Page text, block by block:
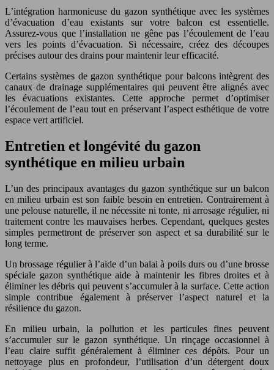
L’intégration harmonieuse du gazon synthétique avec les systèmes
d’évacuation d’eau existants sur votre balcon est essentielle.
Assurez-vous que l’installation ne gêne pas l’écoulement de l’eau
vers les points d’évacuation. Si nécessaire, créez des découpes
précises autour des drains pour maintenir leur efficacité.
Certains systèmes de gazon synthétique pour balcons intègrent des
canaux de drainage supplémentaires qui peuvent être alignés avec
les évacuations existantes. Cette approche permet d’optimiser
l’écoulement de l’eau tout en préservant l’aspect esthétique de votre
espace vert artificiel.
Entretien et longévité du gazon
synthétique en milieu urbain
L’un des principaux avantages du gazon synthétique sur un balcon
en milieu urbain est son faible besoin en entretien. Contrairement à
une pelouse naturelle, il ne nécessite ni tonte, ni arrosage régulier, ni
traitement contre les mauvaises herbes. Cependant, quelques gestes
simples permettront de préserver son aspect et sa durabilité sur le
long terme.
Un brossage régulier à l’aide d’un balai à poils durs ou d’une brosse
spéciale gazon synthétique aide à maintenir les fibres droites et à
éliminer les débris qui peuvent s’accumuler à la surface. Cette action
simple contribue également à préserver l’aspect naturel et la
résilience du gazon.
En milieu urbain, la pollution et les particules fines peuvent
s’accumuler sur le gazon synthétique. Un rinçage occasionnel à
l’eau claire suffit généralement à éliminer ces dépôts. Pour un
nettoyage plus en profondeur, l’utilisation d’un détergent doux